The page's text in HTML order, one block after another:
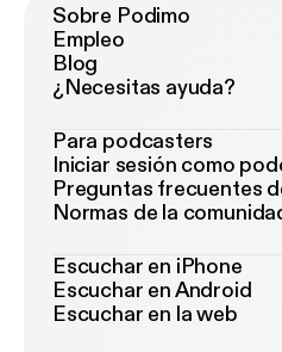
Sobre Podimo
Empleo
Blog
¿Necesitas ayuda?
Para podcasters
Iniciar sesión como
Preguntas frecuentes
Normas de la
Escuchar en iPhone
Escuchar en Android
Escuchar en la web